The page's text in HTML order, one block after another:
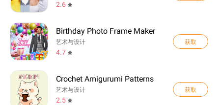
2.6
Birthday Photo Frame Maker
艺术与设计
4.7
获取
Crochet Amigurumi Patterns
艺术与设计
2.5
获取